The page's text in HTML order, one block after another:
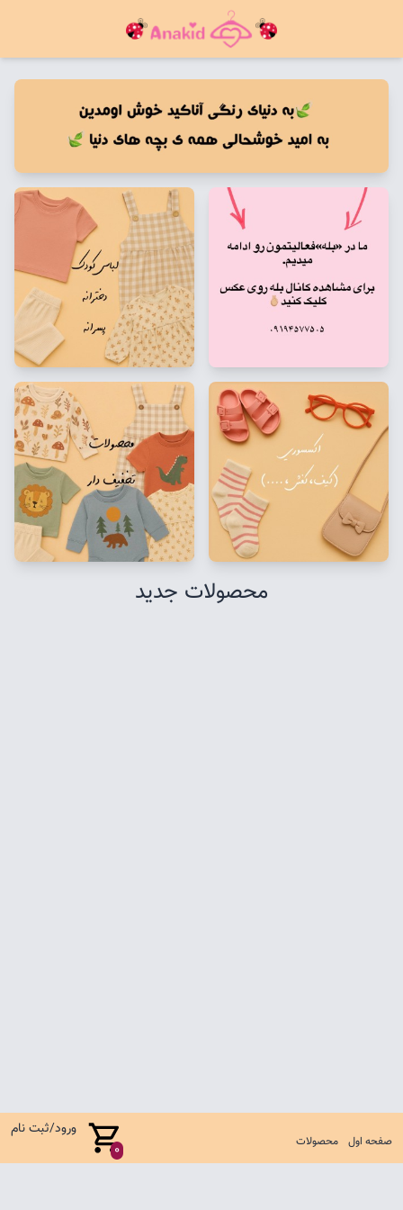
صفحه اول محصولات 0
ورود/ثبت نام
محصولات جدید